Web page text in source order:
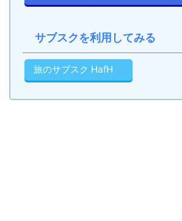
サブスクを利用してみる
旅のサブスク HafH